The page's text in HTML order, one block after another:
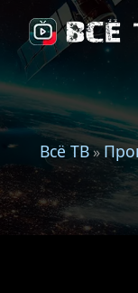
Всё ТВ»